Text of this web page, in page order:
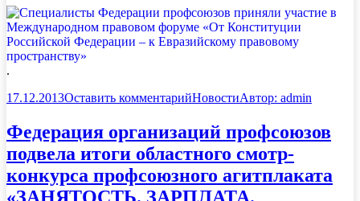
.
17.12.2013Оставить комментарийНовостиАвтор: admin
Федерация организаций профсоюзов
подвела итоги областного смотр-
конкурса профсоюзного агитплаката
«ЗАНЯТОСТЬ. ЗАРПЛАТА.